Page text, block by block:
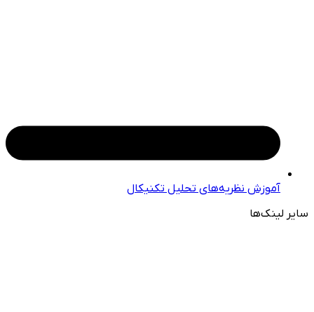
آموزش نظریه‌های تحلیل تکنیکال
سایر لینک‌ها